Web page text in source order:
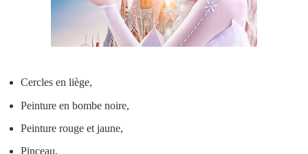
Cercles en liège,
Peinture en bombe noire,
Peinture rouge et jaune,
Pinceau,